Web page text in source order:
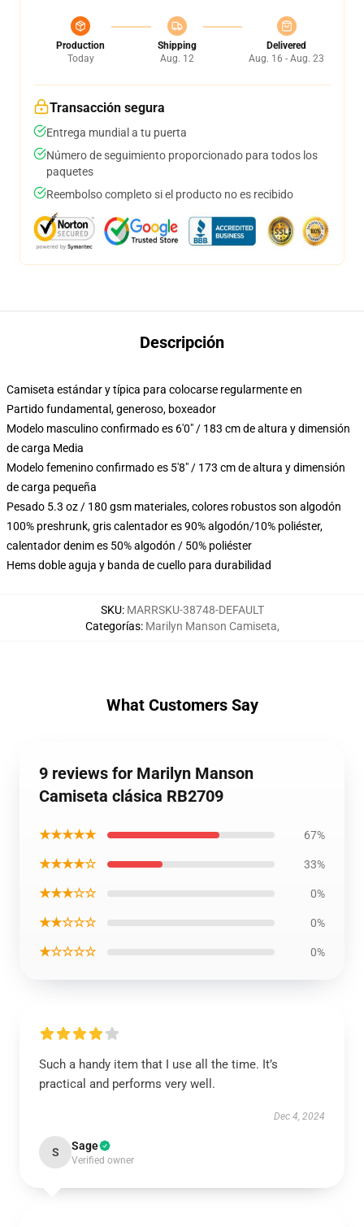
Production
Today
Shipping
Aug. 12
Delivered
Aug. 16 - Aug. 23
Transacción segura
Entrega mundial a tu puerta
Número de seguimiento proporcionado para todos los
paquetes
Reembolso completo si el producto no es recibido
Descripción
Camiseta estándar y típica para colocarse regularmente en
Partido fundamental, generoso, boxeador
Modelo masculino confirmado es 6'0" / 183 cm de altura y dimensión
de carga Media
Modelo femenino confirmado es 5'8" / 173 cm de altura y dimensión
de carga pequeña
Pesado 5.3 oz / 180 gsm materiales, colores robustos son algodón
100% preshrunk, gris calentador es 90% algodón/10% poliéster,
calentador denim es 50% algodón / 50% poliéster
Hems doble aguja y banda de cuello para durabilidad
SKU: MARRSKU-38748-DEFAULT
Categorías: Marilyn Manson Camiseta,
What Customers Say
9 reviews for Marilyn Manson
Camiseta clásica RB2709
★★★★★ 67%
★★★★☆ 33%
★★★☆☆ 0%
★★☆☆☆ 0%
★☆☆☆☆ 0%
Such a handy item that I use all the time. It’s
practical and performs very well.
Dec 4, 2024
S Sage
Verified owner